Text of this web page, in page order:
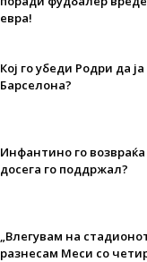
евра!
Кој го убеди Родри да
Барселона?
Инфантино го возвраќа
досега го поддржал?
„Влегувам на
разнесам Меси со